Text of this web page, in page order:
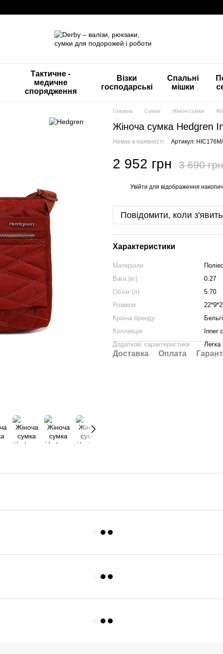
Тактичне -
медичне
спорядження
Візки
господарські
Спальні
мішки
Головна Сумки Жіночі сумки
Жіноча сумка Hedgren
Немає в наявності Артикул:
2 952 грн 3 690 грн
Увійти для відображення
Повідомити, коли
Характеристики
Матеріали
Вага (кг)
0.27
Об'єм (л)
5.70
Розміри
Країна бренду
Коллекція
Inner
Додаткові характеристики
Легка
Доставка Оплата